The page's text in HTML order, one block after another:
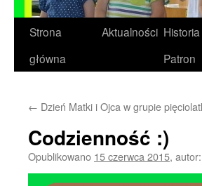
Strona
główna
Aktualności
Patron
← Dzień Matki i Ojca w grupie
Codzienność :)
Opublikowano 15 czerwca 2015, autor: